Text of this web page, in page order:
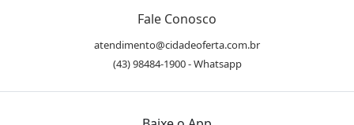
Fale Conosco
atendimento@cidadeoferta.com.br
(43) 98484-1900 - Whatsapp